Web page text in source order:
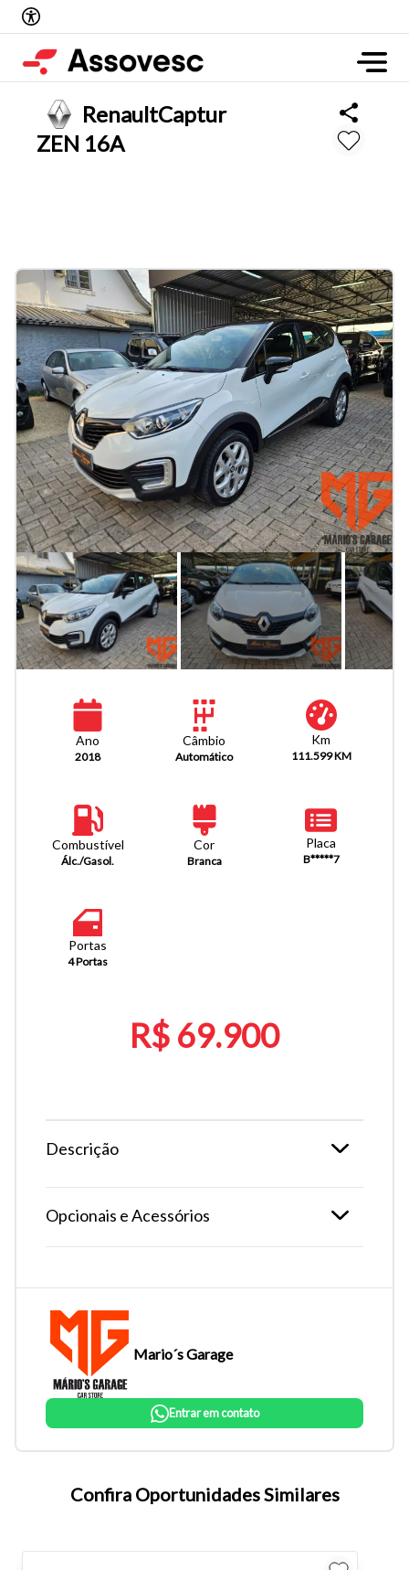
Tamanho do texto
atalhos Ctrl+ (para aumentar) e Ctrl- (para diminuir) no seu
RenaultCaptur
ZEN 16A
Ano
2018
Câmbio
Automático
Km
111.599 KM
Combustível
Álc./Gasol.
Cor
Branca
Placa
B*****7
Portas
4 Portas
R$ 69.900
Descrição
Opcionais e Acessórios
Mario´s Garage
Entrar em contato
Confira Oportunidades Similares